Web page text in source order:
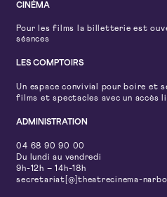
CINÉMA
Pour les films la billetterie est
séances
LES COMPTOIRS
Un espace convivial pour boire et
films et spectacles avec un accès
ADMINISTRATION
04 68 90 90 00
Du lundi au vendredi
9h-12h – 14h-18h
secretariat[@]theatrecinema-